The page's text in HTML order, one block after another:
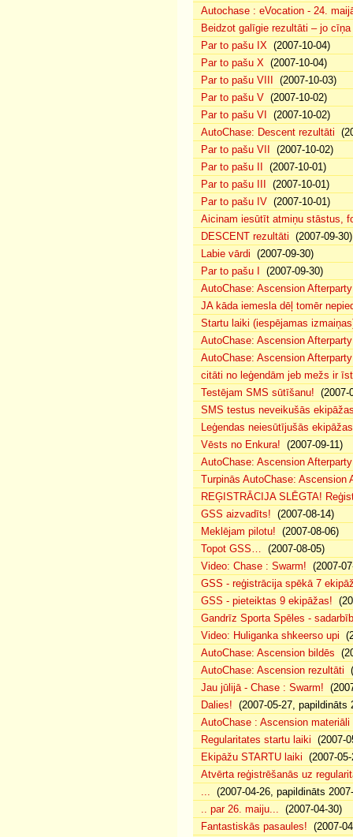
Autochase : eVocation - 24.
Beidzot galīgie rezultāti – jo
Par to pašu IX (2007-10-04)
Par to pašu X (2007-10-04)
Par to pašu VIII
(2007-10-03)
Par to pašu V (2007-10-02)
Par to pašu VI
(2007-10-02)
AutoChase: Descent rezultāti
Par to pašu VII
(2007-10-02)
Par to pašu II
(2007-10-01)
Par to pašu III
(2007-10-01)
Par to pašu IV (2007-10-01)
Aicinam iesūtīt atmiņu stāstus,
DESCENT rezultāti (2007-09-30)
Labie vārdi (2007-09-30)
Par to pašu I
(2007-09-30)
AutoChase: Ascension
JA kāda iemesla dēļ tomēr
Startu laiki (iespējamas
AutoChase: Ascension
AutoChase: Ascension
citāti no leģendām jeb mežs ir
Testējam SMS sūtīšanu! (2007-
SMS testus neveikušās
Leģendas neiesūtījušās ekipāžas
Vēsts no Enkura! (2007-09-11)
AutoChase: Ascension
Turpinās AutoChase: Ascension
REĢISTRĀCIJA SLĒGTA!
GSS aizvadīts! (2007-08-14)
Meklējam pilotu! (2007-08-06)
Topot GSS… (2007-08-05)
Video: Chase : Swarm! (2007-
GSS - reģistrācija spēkā 7
GSS - pieteiktas 9 ekipāžas!
Gandrīz Sporta Spēles -
Video: Huliganka shkeerso upi
AutoChase: Ascension bildēs
AutoChase: Ascension rezultāti
Jau jūlijā - Chase : Swarm!
Dalies! (2007-05-27, papildināts
AutoChase : Ascension materiāli
Regularitates startu laiki (2007-
Ekipāžu STARTU laiki (2007-
Atvērta reģistrēšanās uz
... (2007-04-26, papildināts
.. par 26. maiju... (2007-04-30)
Fantastiskās pasaules! (2007-